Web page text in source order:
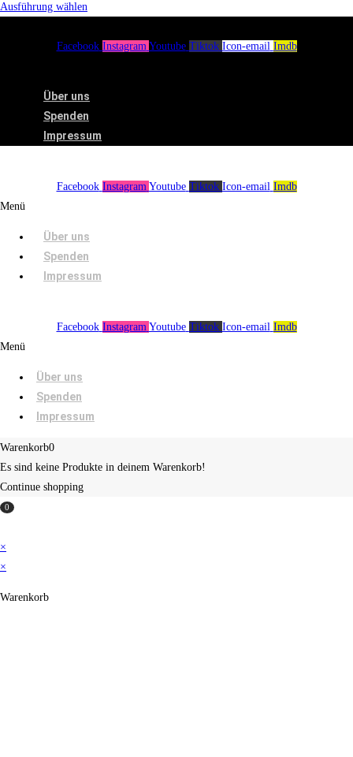
Ausführung wählen
Facebook Instagram Youtube Tiktok Icon-email Imdb
Über uns
Spenden
Impressum
Facebook Instagram Youtube Tiktok Icon-email Imdb
Menü
Über uns
Spenden
Impressum
Facebook Instagram Youtube Tiktok Icon-email Imdb
Menü
Über uns
Spenden
Impressum
Warenkorb0
Es sind keine Produkte in deinem Warenkorb!
Continue shopping
0
×
×
Warenkorb